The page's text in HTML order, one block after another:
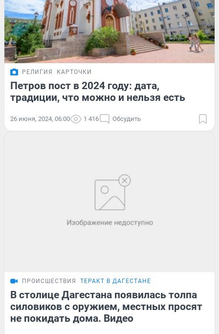
РЕЛИГИЯ КАРТОЧКИ
Петров пост в 2024 году: дата,
традиции, что можно и нельзя есть
26 июня, 2024, 06:00 1 416 Обсудить
ПРОИСШЕСТВИЯ ТЕРАКТ В ДАГЕСТАНЕ
В столице Дагестана появилась толпа
силовиков с оружием, местных просят
не покидать дома. Видео